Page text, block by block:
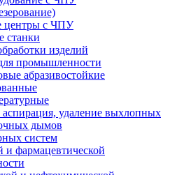
центры с ЧПУ
станки
изделий
промышленности
абразивостойкие
удаление выхлопных
дымов
систем
фармацевтической